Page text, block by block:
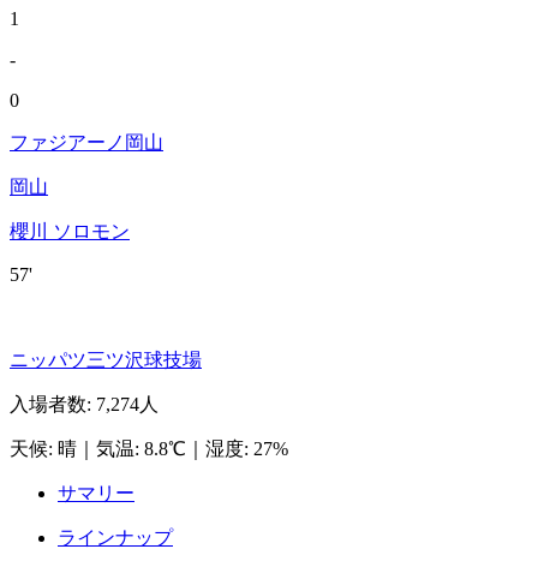
1
-
0
ファジアーノ岡山
岡山
櫻川 ソロモン
57'
ニッパツ三ツ沢球技場
入場者数: 7,274人
天候: 晴 気温: 8.8℃ 湿度: 27%
サマリー
ラインナップ